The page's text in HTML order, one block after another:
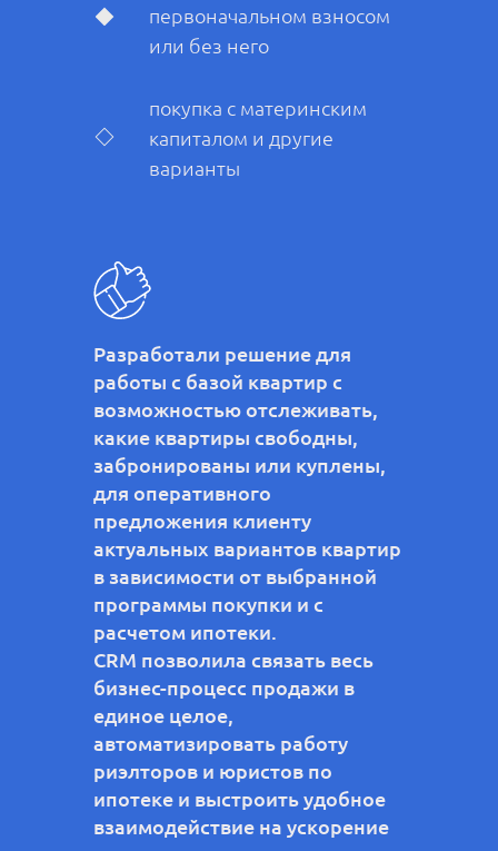
Разработали решение для
работы с базой квартир с
возможностью отслеживать,
какие квартиры свободны,
забронированы или куплены,
для оперативного
предложения клиенту
актуальных вариантов квартир
в зависимости от выбранной
программы покупки и с
расчетом ипотеки.
CRM позволила связать весь
бизнес-процесс продажи в
единое целое,
автоматизировать работу
риэлторов и юристов по
ипотеке и выстроить удобное
взаимодействие на ускорение
покупка с материнским
капиталом и другие
варианты
первоначальном взносом
или без него